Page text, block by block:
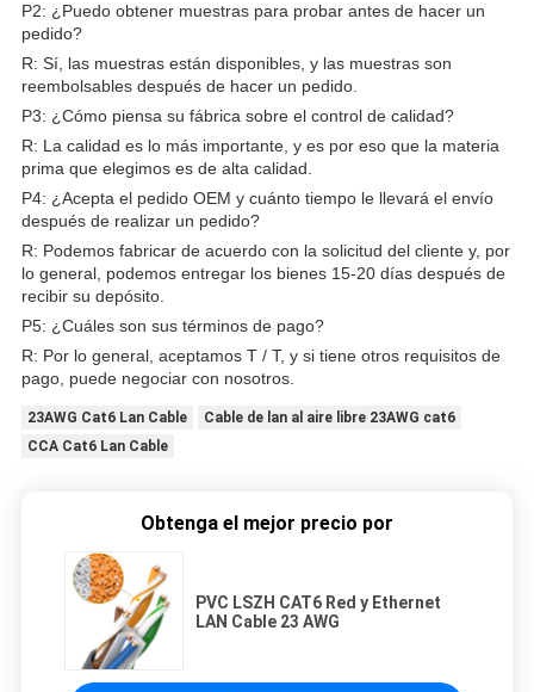
P2: ¿Puedo obtener muestras para probar antes de hacer un
pedido?
R: Sí, las muestras están disponibles, y las muestras son
reembolsables después de hacer un pedido.
P3: ¿Cómo piensa su fábrica sobre el control de calidad?
R: La calidad es lo más importante, y es por eso que la materia
prima que elegimos es de alta calidad.
P4: ¿Acepta el pedido OEM y cuánto tiempo le llevará el envío
después de realizar un pedido?
R: Podemos fabricar de acuerdo con la solicitud del cliente y, por
lo general, podemos entregar los bienes 15-20 días después de
recibir su depósito.
P5: ¿Cuáles son sus términos de pago?
R: Por lo general, aceptamos T / T, y si tiene otros requisitos de
pago, puede negociar con nosotros.
23AWG Cat6 Lan Cable
Cable de lan al aire libre 23AWG cat6
CCA Cat6 Lan Cable
Obtenga el mejor precio por
PVC LSZH CAT6 Red y Ethernet
LAN Cable 23 AWG